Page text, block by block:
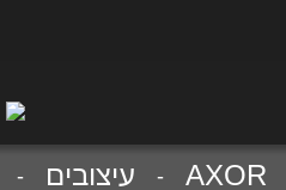
AXOR עיצובים